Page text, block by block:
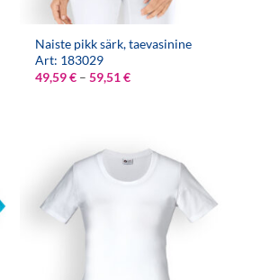
Naiste pikk särk, taevasinine
Art: 183029
49,59€ – 59,51€Hinnavahemik: